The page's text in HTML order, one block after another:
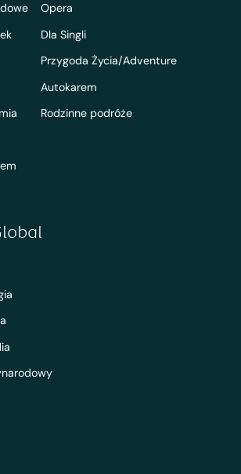
Opera
Dla Singli
Przygoda Życia/Adventure
Autokarem
Rodzinne podróże